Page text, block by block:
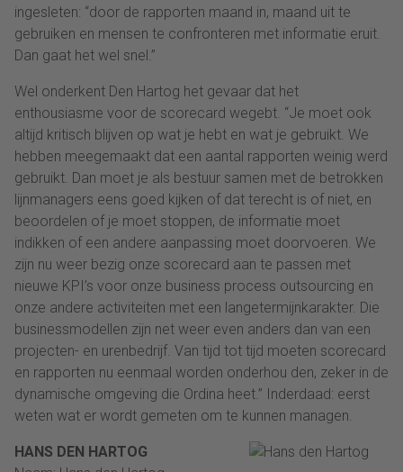
ingesleten: “door de rapporten maand in, maand uit te
gebruiken en mensen te confronteren met informatie eruit.
Dan gaat het wel snel.”
Wel onderkent Den Hartog het gevaar dat het
enthousiasme voor de scorecard wegebt. “Je moet ook
altijd kritisch blijven op wat je hebt en wat je gebruikt. We
hebben meegemaakt dat een aantal rapporten weinig werd
gebruikt. Dan moet je als bestuur samen met de betrokken
lijnmanagers eens goed kijken of dat terecht is of niet, en
beoordelen of je moet stoppen, de informatie moet
indikken of een andere aanpassing moet doorvoeren. We
zijn nu weer bezig onze scorecard aan te passen met
nieuwe KPI’s voor onze business process outsourcing en
onze andere activiteiten met een langetermijnkarakter. Die
businessmodellen zijn net weer even anders dan van een
projecten- en urenbedrijf. Van tijd tot tijd moeten scorecard
en rapporten nu eenmaal worden onderhou den, zeker in de
dynamische omgeving die Ordina heet.” Inderdaad: eerst
weten wat er wordt gemeten om te kunnen managen.
HANS DEN HARTOG